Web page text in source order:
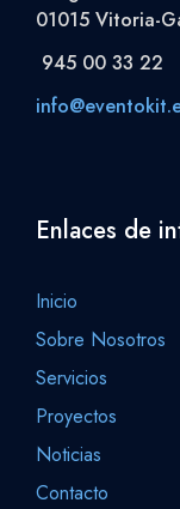
01015 Vitoria-
945 00 33 22
Enlaces de
Inicio
Sobre Nosotros
Servicios
Proyectos
Noticias
Contacto